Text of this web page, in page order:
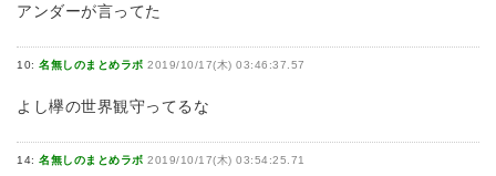
アンダーが言ってた
10: 名無しのまとめラボ 2019/10/17(木) 03:46:37.57
よし欅の世界観守ってるな
14: 名無しのまとめラボ 2019/10/17(木) 03:54:25.71